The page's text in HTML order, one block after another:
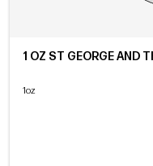
1 OZ ST GEORGE AND
1oz